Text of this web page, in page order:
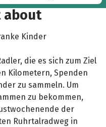
habt.”
about
Kinder
die es sich zum Ziel
Kilometern, Spenden
zu sammeln. Um
zu bekommen,
der
Ruhrtalradweg in